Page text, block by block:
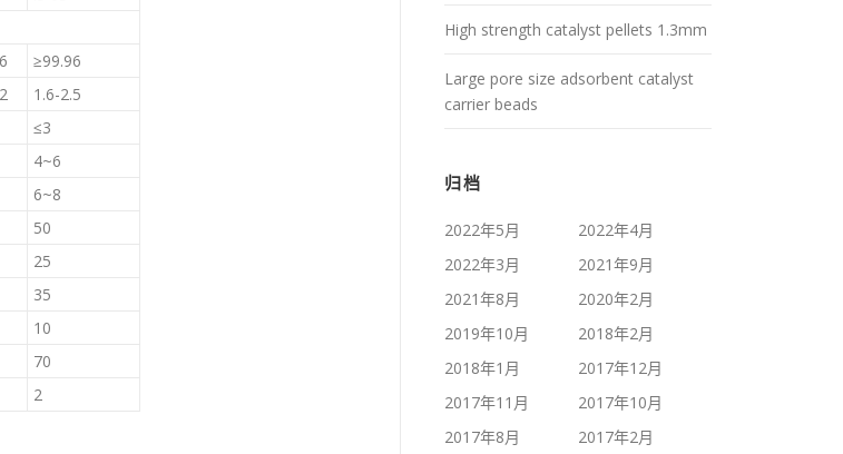
≥99.96
1.6-2.5
≤3
4~6
6~8
50
25
35
10
70
2
High strength catalyst pellets 1.3mm
Large pore size adsorbent catalyst
carrier beads
归档
2022年5月
2022年4月
2022年3月
2021年9月
2021年8月
2020年2月
2019年10月
2018年2月
2018年1月
2017年12月
2017年11月
2017年10月
2017年8月
2017年2月